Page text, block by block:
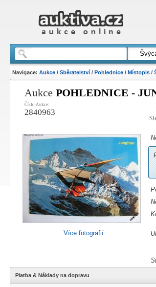
Navigace:Aukce /Sběratelství /Pohlednice /Místopis /
AukcePOHLEDNICE -
Číslo Aukce:
2840963
Více fotografií
Platba & Náklady na dopravu